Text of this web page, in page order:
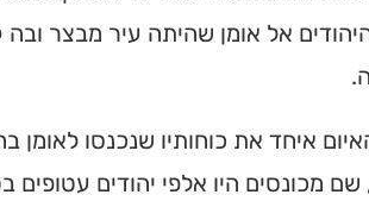
אל אומן שהיתה עיר מבצר
האיום איחד את כוחותיו שנכנסו
מכונסים היו אלפי יהודים עטופים